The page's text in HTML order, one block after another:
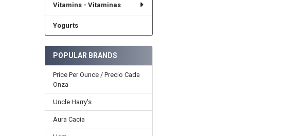
Vitamins - Vitaminas
Yogurts
POPULAR BRANDS
Price Per Ounce / Precio Cada
Onza
Uncle Harry's
Aura Cacia